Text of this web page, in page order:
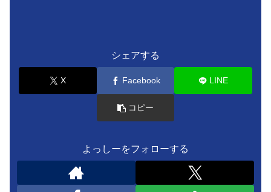
シェアする
X Facebook LINE
コピー
よっしーをフォローする